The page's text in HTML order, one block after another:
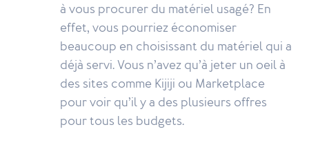
à vous procurer du matériel usagé? En
effet, vous pourriez économiser
beaucoup en choisissant du matériel qui a
déjà servi. Vous n’avez qu’à jeter un oeil à
des sites comme Kijiji ou Marketplace
pour voir qu’il y a des plusieurs offres
pour tous les budgets.